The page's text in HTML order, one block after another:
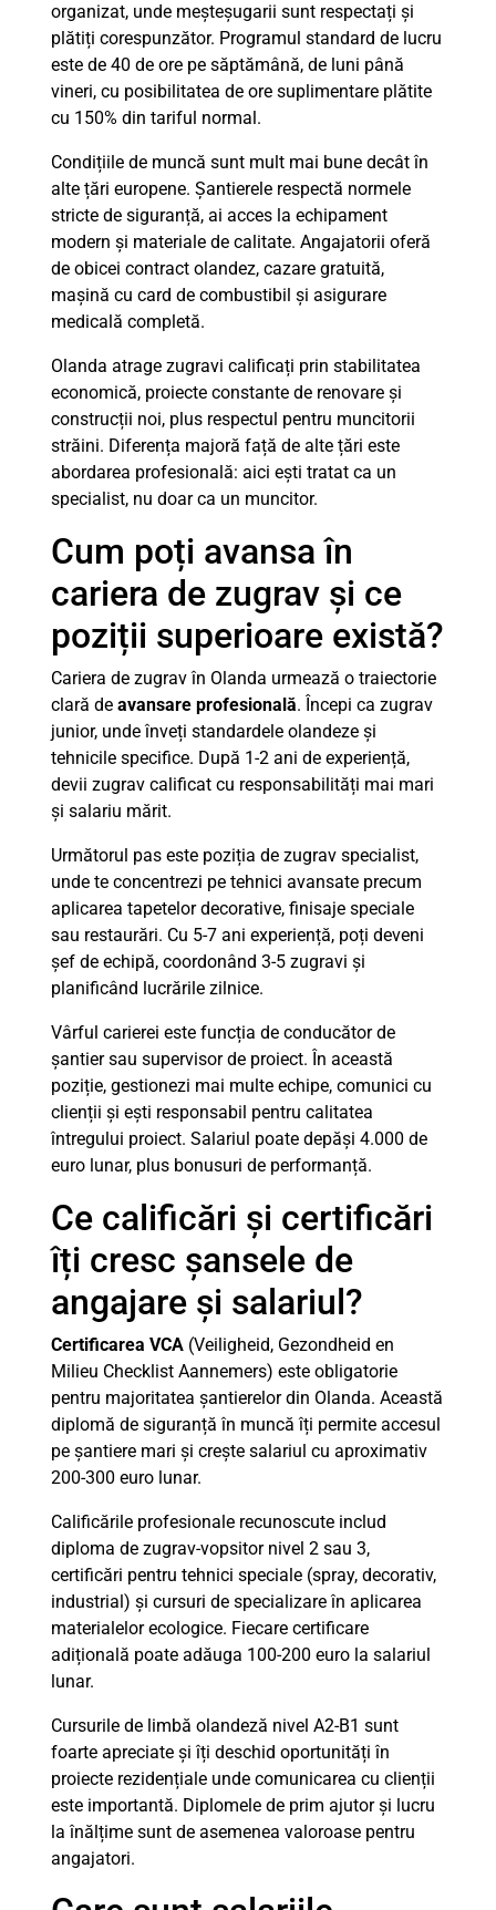
organizat, unde meșteșugarii sunt respectați și
plătiți corespunzător. Programul standard de lucru
este de 40 de ore pe săptămână, de luni până
vineri, cu posibilitatea de ore suplimentare plătite
cu 150% din tariful normal.
Condițiile de muncă sunt mult mai bune decât în
alte țări europene. Șantierele respectă normele
stricte de siguranță, ai acces la echipament
modern și materiale de calitate. Angajatorii oferă
de obicei contract olandez, cazare gratuită,
mașină cu card de combustibil și asigurare
medicală completă.
Olanda atrage zugravi calificați prin stabilitatea
economică, proiecte constante de renovare și
construcții noi, plus respectul pentru muncitorii
străini. Diferența majoră față de alte țări este
abordarea profesională: aici ești tratat ca un
specialist, nu doar ca un muncitor.
Cum poți avansa în
cariera de zugrav și ce
poziții superioare există?
Cariera de zugrav în Olanda urmează o traiectorie
clară de avansare profesională. Începi ca zugrav
junior, unde înveți standardele olandeze și
tehnicile specifice. După 1-2 ani de experiență,
devii zugrav calificat cu responsabilități mai mari
și salariu mărit.
Următorul pas este poziția de zugrav specialist,
unde te concentrezi pe tehnici avansate precum
aplicarea tapetelor decorative, finisaje speciale
sau restaurări. Cu 5-7 ani experiență, poți deveni
șef de echipă, coordonând 3-5 zugravi și
planificând lucrările zilnice.
Vârful carierei este funcția de conducător de
șantier sau supervisor de proiect. În această
poziție, gestionezi mai multe echipe, comunici cu
clienții și ești responsabil pentru calitatea
întregului proiect. Salariul poate depăși 4.000 de
euro lunar, plus bonusuri de performanță.
Ce calificări și certificări
îți cresc șansele de
angajare și salariul?
Certificarea VCA (Veiligheid, Gezondheid en
Milieu Checklist Aannemers) este obligatorie
pentru majoritatea șantierelor din Olanda. Această
diplomă de siguranță în muncă îți permite accesul
pe șantiere mari și crește salariul cu aproximativ
200-300 euro lunar.
Calificările profesionale recunoscute includ
diploma de zugrav-vopsitor nivel 2 sau 3,
certificări pentru tehnici speciale (spray, decorativ,
industrial) și cursuri de specializare în aplicarea
materialelor ecologice. Fiecare certificare
adițională poate adăuga 100-200 euro la salariul
lunar.
Cursurile de limbă olandeză nivel A2-B1 sunt
foarte apreciate și îți deschid oportunități în
proiecte rezidențiale unde comunicarea cu clienții
este importantă. Diplomele de prim ajutor și lucru
la înălțime sunt de asemenea valoroase pentru
angajatori.